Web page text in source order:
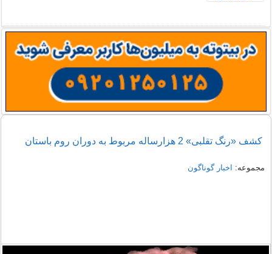
کشف «رنگ تقلبی» 2 هزارساله مربوط به دوران روم باستان
مجموعه: اخبار گوناگون